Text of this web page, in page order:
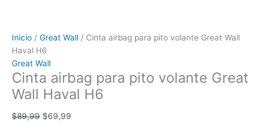
Inicio / Great Wall / Cinta airbag para pito volante Great Wall
Haval H6
Great Wall
Cinta airbag para pito volante Great
Wall Haval H6
$89,99 $69,99